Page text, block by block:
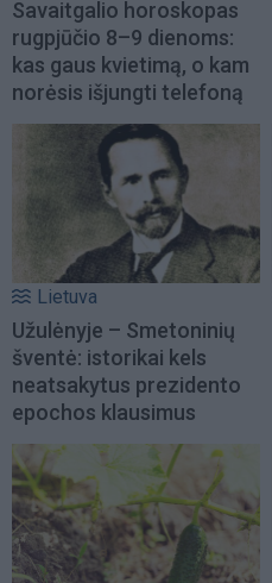
Savaitgalio horoskopas
rugpjūčio 8–9 dienoms:
kas gaus kvietimą, o kam
norėsis išjungti telefoną
Lietuva
Užulėnyje – Smetoninių
šventė: istorikai kels
neatsakytus prezidento
epochos klausimus